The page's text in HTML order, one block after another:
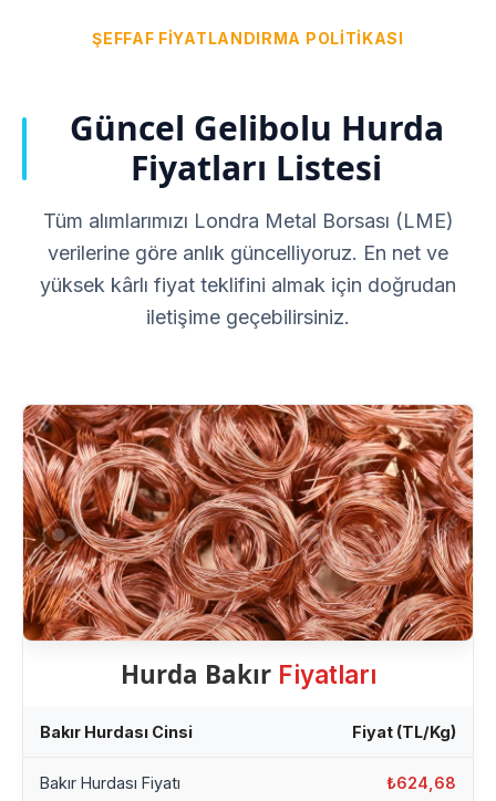
ŞEFFAF FIYATLANDIRMA POLITIKASI
Güncel Gelibolu Hurda
Fiyatları Listesi
Tüm alımlarımızı Londra Metal Borsası (LME)
verilerine göre anlık güncelliyoruz. En net ve
yüksek kârlı fiyat teklifini almak için doğrudan
iletişime geçebilirsiniz.
Hurda Bakır Fiyatları
Bakır Hurdası Cinsi Fiyat (TL/Kg)
Bakır Hurdası Fiyatı ₺624,68